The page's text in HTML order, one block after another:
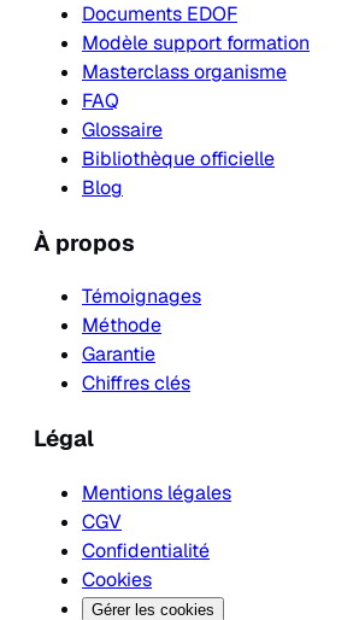
Documents EDOF
Modèle support formation
Masterclass organisme
FAQ
Glossaire
Bibliothèque officielle
Blog
À propos
Témoignages
Méthode
Garantie
Chiffres clés
Légal
Mentions légales
CGV
Confidentialité
Cookies
Gérer les cookies